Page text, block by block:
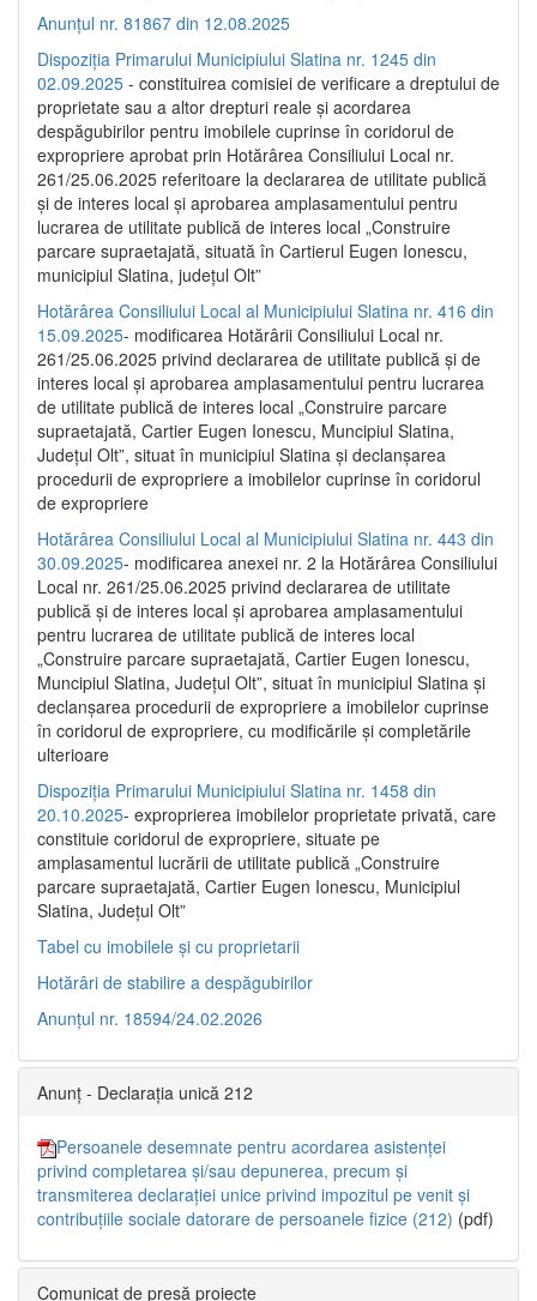
Anunțul nr. 81867 din 12.08.2025
Dispoziția Primarului Municipiului Slatina nr. 1245 din
02.09.2025 - constituirea comisiei de verificare a dreptului de
proprietate sau a altor drepturi reale și acordarea
despăgubirilor pentru imobilele cuprinse în coridorul de
expropriere aprobat prin Hotărârea Consiliului Local nr.
261/25.06.2025 referitoare la declararea de utilitate publică
și de interes local și aprobarea amplasamentului pentru
lucrarea de utilitate publică de interes local „Construire
parcare supraetajată, situată în Cartierul Eugen Ionescu,
municipiul Slatina, județul Olt”
Hotărârea Consiliului Local al Municipiului Slatina nr. 416 din
15.09.2025- modificarea Hotărârii Consiliului Local nr.
261/25.06.2025 privind declararea de utilitate publică și de
interes local și aprobarea amplasamentului pentru lucrarea
de utilitate publică de interes local „Construire parcare
supraetajată, Cartier Eugen Ionescu, Muncipiul Slatina,
Județul Olt”, situat în municipiul Slatina și declanșarea
procedurii de expropriere a imobilelor cuprinse în coridorul
de expropriere
Hotărârea Consiliului Local al Municipiului Slatina nr. 443 din
30.09.2025- modificarea anexei nr. 2 la Hotărârea Consiliului
Local nr. 261/25.06.2025 privind declararea de utilitate
publică şi de interes local şi aprobarea amplasamentului
pentru lucrarea de utilitate publică de interes local
„Construire parcare supraetajată, Cartier Eugen Ionescu,
Muncipiul Slatina, Judeţul Olt”, situat în municipiul Slatina şi
declanşarea procedurii de expropriere a imobilelor cuprinse
în coridorul de expropriere, cu modificările şi completările
ulterioare
Dispoziția Primarului Municipiului Slatina nr. 1458 din
20.10.2025- exproprierea imobilelor proprietate privată, care
constituie coridorul de expropriere, situate pe
amplasamentul lucrării de utilitate publică „Construire
parcare supraetajată, Cartier Eugen Ionescu, Municipiul
Slatina, Județul Olt”
Tabel cu imobilele și cu proprietarii
Hotărâri de stabilire a despăgubirilor
Anunțul nr. 18594/24.02.2026
Anunț - Declarația unică 212
Persoanele desemnate pentru acordarea asistenței
privind completarea și/sau depunerea, precum și
transmiterea declarației unice privind impozitul pe venit și
contribuțiile sociale datorare de persoanele fizice (212) (pdf)
Comunicat de presă proiecte